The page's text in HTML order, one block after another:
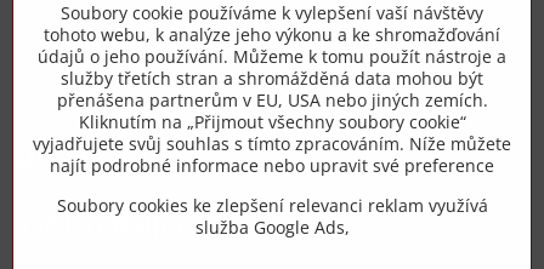
+420 775 973 319
info​@zipzop​.cz
Objednávky
Vše k nákupu
Soubory cookie používáme k vylepšení vaší návštěvy
tohoto webu, k analýze jeho výkonu a ke shromažďování
údajů o jeho používání. Můžeme k tomu použít nástroje a
služby třetích stran a shromážděná data mohou být
přenášena partnerům v EU, USA nebo jiných zemích.
Kliknutím na „Přijmout všechny soubory cookie“
vyjadřujete svůj souhlas s tímto zpracováním. Níže můžete
najít podrobné informace nebo upravit své preference
Soubory cookies ke zlepšení relevanci reklam využívá
služba Google Ads,